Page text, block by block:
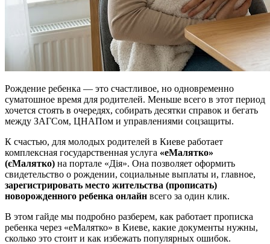
Рождение ребенка — это счастливое, но одновременно
суматошное время для родителей. Меньше всего в этот период
хочется стоять в очередях, собирать десятки справок и бегать
между ЗАГСом, ЦНАПом и управлениями соцзащиты.
К счастью, для молодых родителей в Киеве работает
комплексная государственная услуга «еМалятко»
(єМалятко) на портале «Дія». Она позволяет оформить
свидетельство о рождении, социальные выплаты и, главное,
зарегистрировать место жительства (прописать)
новорожденного ребенка онлайн всего за один клик.
В этом гайде мы подробно разберем, как работает прописка
ребенка через «еМалятко» в Киеве, какие документы нужны,
сколько это стоит и как избежать популярных ошибок.